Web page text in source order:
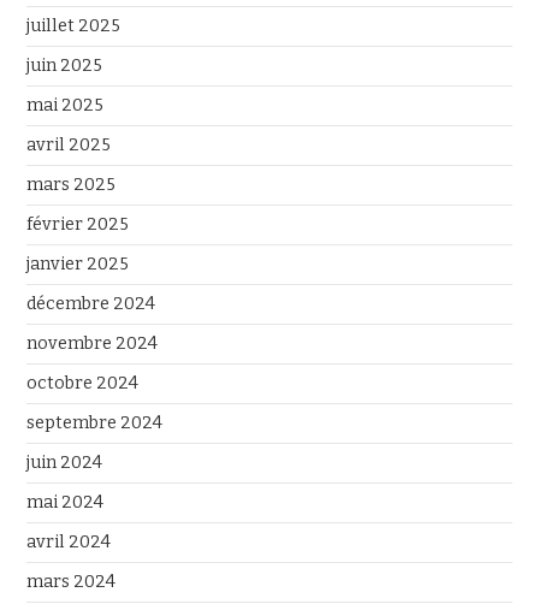
juillet 2025
juin 2025
mai 2025
avril 2025
mars 2025
février 2025
janvier 2025
décembre 2024
novembre 2024
octobre 2024
septembre 2024
juin 2024
mai 2024
avril 2024
mars 2024